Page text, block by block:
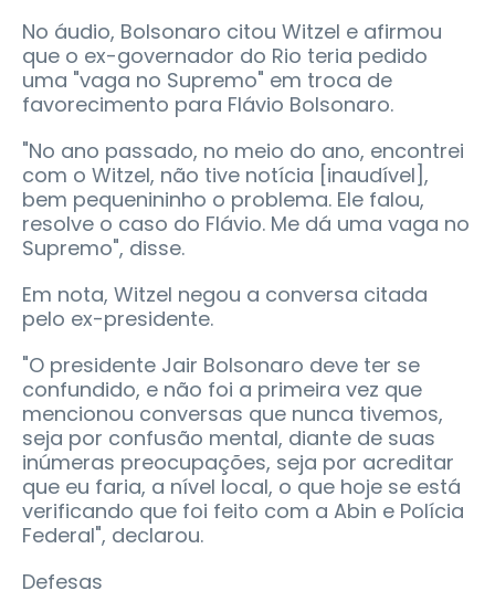
No áudio, Bolsonaro citou Witzel e afirmou
que o ex-governador do Rio teria pedido
uma "vaga no Supremo" em troca de
favorecimento para Flávio Bolsonaro.
"No ano passado, no meio do ano, encontrei
com o Witzel, não tive notícia [inaudível],
bem pequenininho o problema. Ele falou,
resolve o caso do Flávio. Me dá uma vaga no
Supremo", disse.
Em nota, Witzel negou a conversa citada
pelo ex-presidente.
"O presidente Jair Bolsonaro deve ter se
confundido, e não foi a primeira vez que
mencionou conversas que nunca tivemos,
seja por confusão mental, diante de suas
inúmeras preocupações, seja por acreditar
que eu faria, a nível local, o que hoje se está
verificando que foi feito com a Abin e Polícia
Federal", declarou.
Defesas